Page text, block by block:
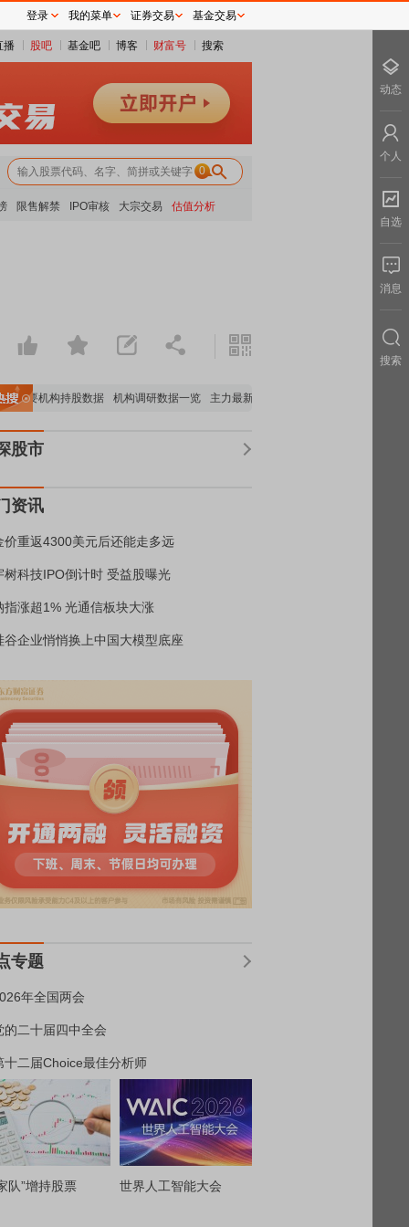
播 股吧 基金吧 博客 财富号 搜索
0
限售解禁 IPO审核 大宗交易 估值分析
重要机构持股数据 机构调研数据一览 主力最新动向
股市
资讯
价重返4300美元后还能走多远
树科技IPO倒计时 受益股曝光
指涨超1% 光通信板块大涨
谷企业悄悄换上中国大模型底座
专题
年全国两会
的二十届四中全会
十二届Choice最佳分析师
队”增持股票 世界人工智能大会
登录 我的菜单 证券交易 基金交易
动态
个人
自选
消息
搜索